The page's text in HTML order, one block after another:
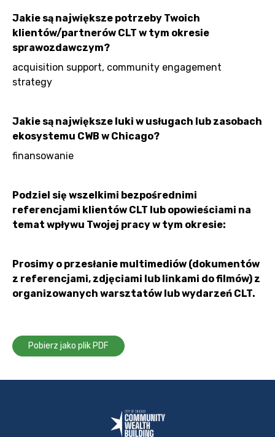
Jakie są największe potrzeby Twoich
klientów/partnerów CLT w tym okresie
sprawozdawczym?
acquisition support, community engagement
strategy
Jakie są największe luki w usługach lub zasobach
ekosystemu CWB w Chicago?
finansowanie
Podziel się wszelkimi bezpośrednimi
referencjami klientów CLT lub opowieściami na
temat wpływu Twojej pracy w tym okresie:
Prosimy o przesłanie multimediów (dokumentów
z referencjami, zdjęciami lub linkami do filmów) z
organizowanych warsztatów lub wydarzeń CLT.
Pobierz jako plik PDF